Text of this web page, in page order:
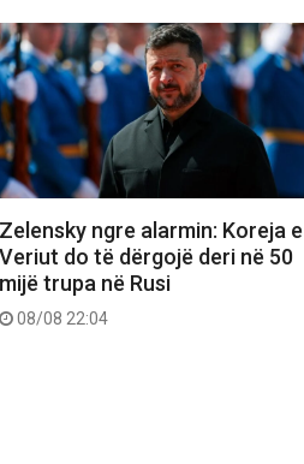
Zelensky ngre alarmin: Koreja e
Veriut do të dërgojë deri në 50
mijë trupa në Rusi
08/08 22:04